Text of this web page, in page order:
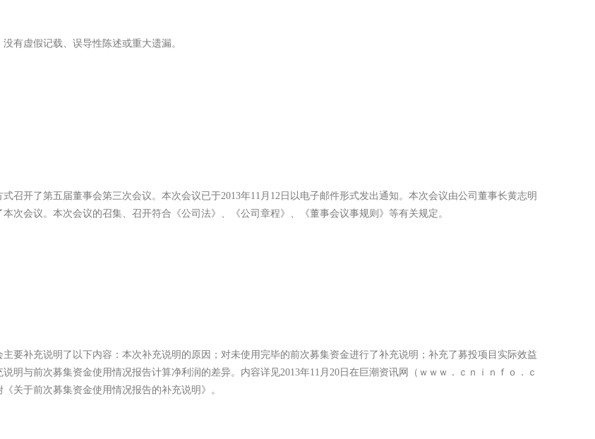
虚假记载、误导性陈述或重大遗漏。
开了第五届董事会第三次会议。本次会议已于2013年11月12日以电子邮件形式发出通知。本次会议由公司董事长黄志明
次会议。本次会议的召集、召开符合《公司法》、《公司章程》、《董事会议事规则》等有关规定。
补充说明了以下内容：本次补充说明的原因；对未使用完毕的前次募集资金进行了补充说明；补充了募投项目实际效益
明与前次募集资金使用情况报告计算净利润的差异。内容详见2013年11月20日在巨潮资讯网（ｗｗｗ．ｃｎｉｎｆｏ．ｃ
关于前次募集资金使用情况报告的补充说明》。